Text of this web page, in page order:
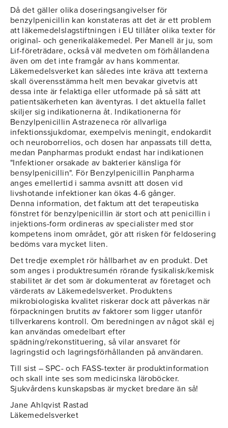
Då det gäller olika doseringsangivelser för
benzylpenicillin kan konstateras att det är ett problem
att läkemedelslagstiftningen i EU tillåter olika texter för
original- och generikaläkemedel. Per Manell är ju, som
Lif-företrädare, också väl medveten om förhållandena
även om det inte framgår av hans kommentar.
Läkemedelsverket kan således inte kräva att texterna
skall överensstämma helt men bevakar givetvis att
dessa inte är felaktiga eller utformade på så sätt att
patientsäkerheten kan äventyras. I det aktuella fallet
skiljer sig indikationerna åt. Indikationerna för
Benzylpenicillin Astrazeneca rör allvarliga
infektionssjukdomar, exempelvis meningit, endokardit
och neuroborrelios, och dosen har anpassats till detta,
medan Panpharmas produkt endast har indikationen
"Infektioner orsakade av bakterier känsliga för
bensylpenicillin". För Benzylpenicillin Panpharma
anges emellertid i samma avsnitt att dosen vid
livshotande infektioner kan ökas 4-6 gånger.
Denna information, det faktum att det terapeutiska
fönstret för benzylpenicillin är stort och att penicillin i
injektions-form ordineras av specialister med stor
kompetens inom området, gör att risken för feldosering
bedöms vara mycket liten.
Det tredje exemplet rör hållbarhet av en produkt. Det
som anges i produktresumén rörande fysikalisk/kemisk
stabilitet är det som är dokumenterat av företaget och
värderats av Läkemedelsverket. Produktens
mikrobiologiska kvalitet riskerar dock att påverkas när
förpackningen brutits av faktorer som ligger utanför
tillverkarens kontroll. Om beredningen av något skäl ej
kan användas omedelbart efter
spädning/rekonstituering, så vilar ansvaret för
lagringstid och lagringsförhållanden på användaren.
Till sist – SPC- och FASS-texter är produktinformation
och skall inte ses som medicinska läroböcker.
Sjukvårdens kunskapsbas är mycket bredare än så!
Jane Ahlqvist Rastad
Läkemedelsverket